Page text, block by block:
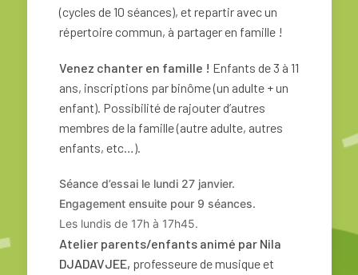
(cycles de 10 séances), et repartir avec un
répertoire commun, à partager en famille !
Venez chanter en famille ! Enfants de 3 à 11
ans, inscriptions par binôme (un adulte + un
enfant). Possibilité de rajouter d’autres
membres de la famille (autre adulte, autres
enfants, etc…).
Séance d’essai le lundi 27 janvier.
Engagement ensuite pour 9 séances.
Les lundis de 17h à 17h45.
Atelier parents/enfants animé par Nila
DJADAVJEE, professeure de musique et